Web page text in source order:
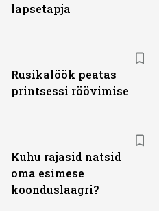
lapsetapja
Rusikalöök peatas
printsessi röövimise
Kuhu rajasid natsid
oma esimese
koonduslaagri?